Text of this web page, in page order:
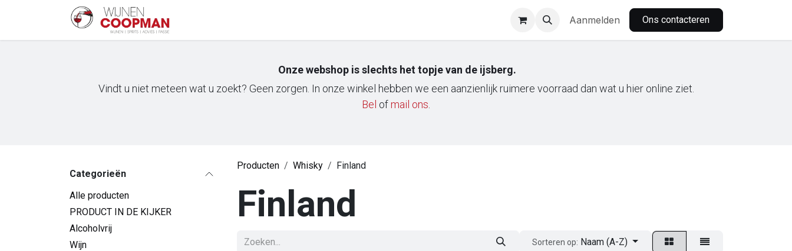
Overslaan naar inhoud
Onze mobiele wijnbar Aanmelden Ons contacteren
Onze webshop is slechts het topje van de ijsberg.
Vindt u niet meteen wat u zoekt? Geen zorgen. In onze winkel hebben we een aanzienlijk ruimere voorraad dan wat u hier online ziet.
Bel ofm​ail ons
Categorieën
Alle producten
PRODUCT IN DE KIJKER
Alcoholvrij
Wijn
Producten Whisky Finland
Finland
Sorteren op: Naam (A-Z)